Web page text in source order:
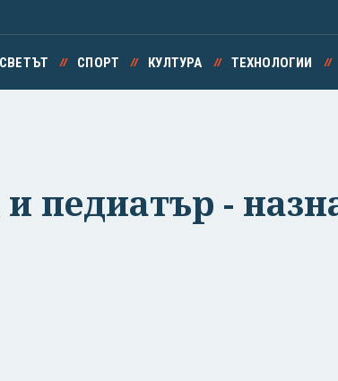
СВЕТЪТ СПОРТ КУЛТУРА ТЕХНОЛОГИИ
педиатър -